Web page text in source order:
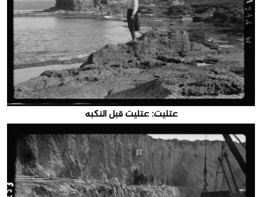
عتليت: عتليت قبل النكبه